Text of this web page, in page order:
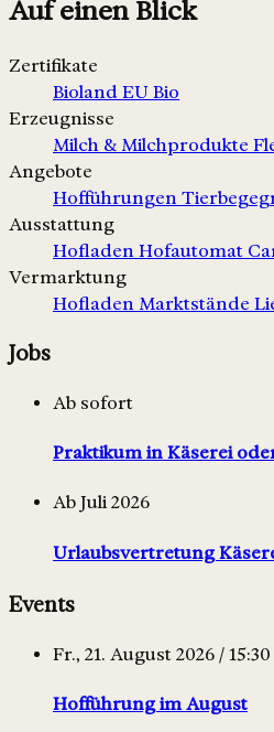
Auf einen Blick
Zertifikate
Bioland EU Bio
Erzeugnisse
Milch & Milchprodukte
Angebote
Hofführungen
Ausstattung
Hofladen Hofautomat
Vermarktung
Hofladen Marktstände
Jobs
Ab sofort
Praktikum in Käserei
Ab Juli 2026
Urlaubsvertretung
Events
Fr., 21. August 2026 / 15:30
Hofführung im August